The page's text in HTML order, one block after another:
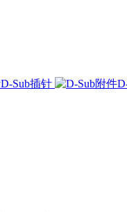
D-Sub插针